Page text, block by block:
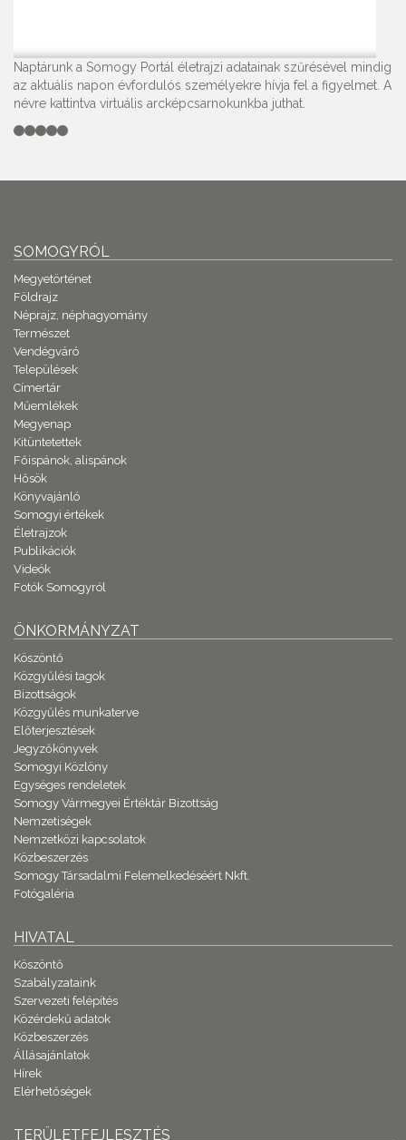
Naptárunk a Somogy Portál életrajzi adatainak szűrésével mindig
az aktuális napon évfordulós személyekre hívja fel a figyelmet. A
névre kattintva virtuális arcképcsarnokunkba juthat.
SOMOGYRÓL
Megyetörténet
Földrajz
Néprajz, néphagyomány
Természet
Vendégváró
Települések
Címertár
Műemlékek
Megyenap
Kitüntetettek
Főispánok, alispánok
Hősök
Könyvajánló
Somogyi értékek
Életrajzok
Publikációk
Videók
Fotók Somogyról
ÖNKORMÁNYZAT
Köszöntő
Közgyűlési tagok
Bizottságok
Közgyűlés munkaterve
Előterjesztések
Jegyzőkönyvek
Somogyi Közlöny
Egységes rendeletek
Somogy Vármegyei Értéktár Bizottság
Nemzetiségek
Nemzetközi kapcsolatok
Közbeszerzés
Somogy Társadalmi Felemelkedéséért Nkft.
Fotógaléria
HIVATAL
Köszöntő
Szabályzataink
Szervezeti felépítés
Közérdekű adatok
Közbeszerzés
Állásajánlatok
Hírek
Elérhetőségek
TERÜLETFEJLESZTÉS